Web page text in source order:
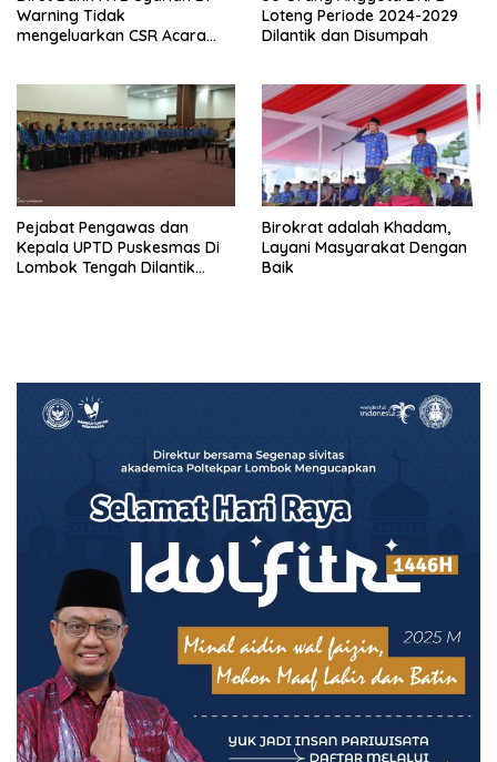
Warning Tidak
mengeluarkan CSR Acara
Loteng Periode 2024-2029
Dilantik dan Disumpah
Pejabat Pengawas dan
Kepala UPTD Puskesmas Di
Lombok Tengah Dilantik
Birokrat adalah Khadam,
Layani Masyarakat Dengan
Baik